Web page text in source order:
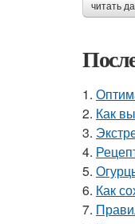
читать
1.
2. Как
3.
4.
5.
6. Как
7.